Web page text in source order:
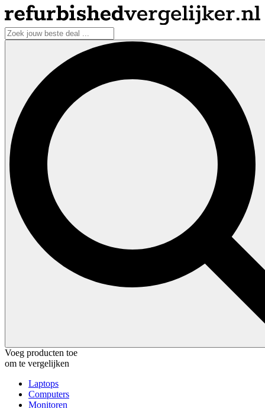
Voeg producten toe
om te vergelijken
Laptops
Computers
Monitoren